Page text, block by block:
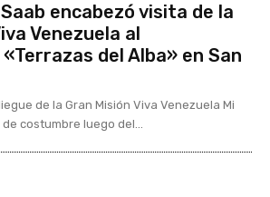
encabezó visita de la
Venezuela al
del Alba» en San
de la Gran Misión Viva Venezuela Mi
costumbre luego del...